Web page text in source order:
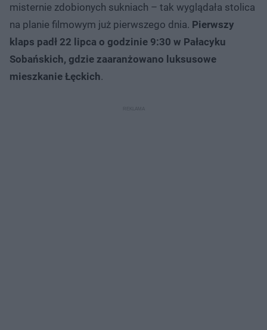
misternie zdobionych sukniach – tak wyglądała stolica
na planie filmowym już pierwszego dnia. Pierwszy
klaps padł 22 lipca o godzinie 9:30 w Pałacyku
Sobańskich, gdzie zaaranżowano luksusowe
mieszkanie Łęckich.